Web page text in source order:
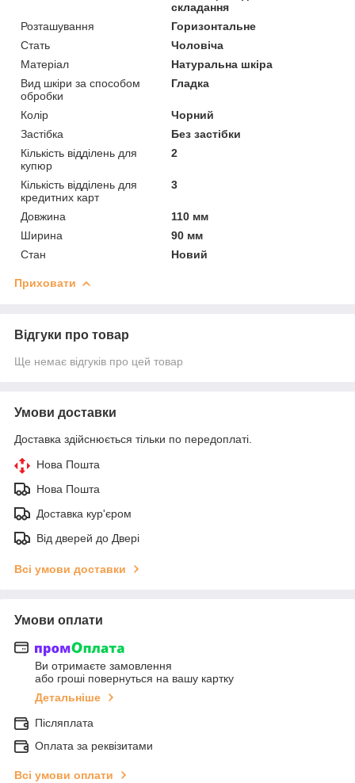
складання
Розташування
Горизонтальне
Стать
Чоловіча
Матеріал
Натуральна шкіра
Вид шкіри за способом
обробки
Гладка
Колір
Чорний
Застібка
Без застібки
Кількість відділень для
купюр
2
Кількість відділень для
кредитних карт
3
Довжина
110 мм
Ширина
90 мм
Стан
Новий
Приховати
Відгуки про товар
Ще немає відгуків про цей товар
Умови доставки
Доставка здійснюється тільки по передоплаті.
Нова Пошта
Нова Пошта
Доставка кур'єром
Від дверей до Двері
Всі умови доставки
Умови оплати
Ви отримаєте замовлення
або гроші повернуться на вашу картку
Детальніше
Післяплата
Оплата за реквізитами
Всі умови оплати